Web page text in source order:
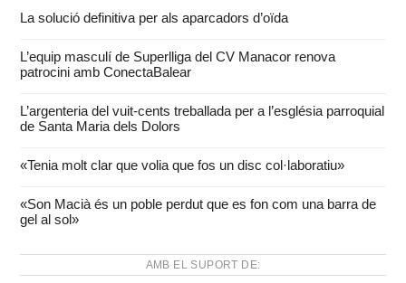
La solució definitiva per als aparcadors d’oïda
L’equip masculí de Superlliga del CV Manacor renova
patrocini amb ConectaBalear
L’argenteria del vuit-cents treballada per a l’església parroquial
de Santa Maria dels Dolors
«Tenia molt clar que volia que fos un disc col·laboratiu»
«Son Macià és un poble perdut que es fon com una barra de
gel al sol»
AMB EL SUPORT DE: